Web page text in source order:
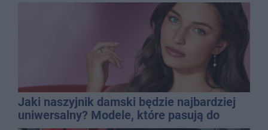
Jaki naszyjnik damski będzie najbardziej
uniwersalny? Modele, które pasują do